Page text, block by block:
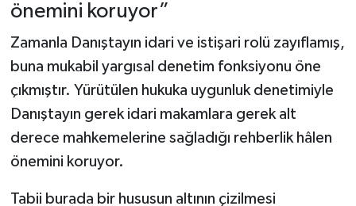
önemini koruyor”
Zamanla Danıştayın idari ve istişari rolü zayıflamış,
buna mukabil yargısal denetim fonksiyonu öne
çıkmıştır. Yürütülen hukuka uygunluk denetimiyle
Danıştayın gerek idari makamlara gerek alt
derece mahkemelerine sağladığı rehberlik hâlen
önemini koruyor.
Tabii burada bir hususun altının çizilmesi